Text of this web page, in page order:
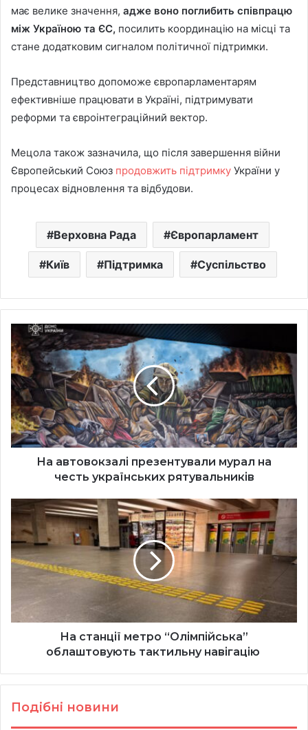
має велике значення, адже воно поглибить співпрацю
між Україною та ЄС, посилить координацію на місці та
стане додатковим сигналом політичної підтримки.
Представництво допоможе європарламентарям
ефективніше працювати в Україні, підтримувати
реформи та євроінтеграційний вектор.
Мецола також зазначила, що після завершення війни
Європейський Союз продовжить підтримку України у
процесах відновлення та відбудови.
Верховна Рада Європарламент
Київ Підтримка Суспільство
автовокзалі
презентували
мурал
на
честь
українських
рятувальників
На автовокзалі презентували мурал на
честь українських рятувальників
станції
метро
“Олімпійська”
облаштовують
тактильну
На станції метро “Олімпійська”
облаштовують тактильну навігацію
Подібні новини